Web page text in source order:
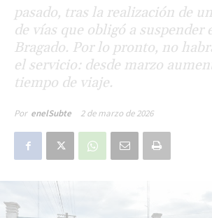
pasado, tras la realización de
de vías que obligó a suspender
Bragado. Por lo pronto, no
el servicio: desde marzo
tiempo de viaje.
Por enelSubte 2 de marzo de 2026